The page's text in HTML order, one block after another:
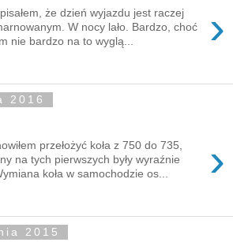
›
że dzień wyjazdu jest raczej
W nocy lało. Bardzo, choć
nie bardzo na to wyglą...
2016
›
przełożyć koła z 750 do 735,
na tych pierwszych były wyraźnie
koła w samochodzie os...
2015